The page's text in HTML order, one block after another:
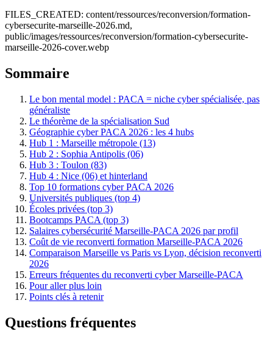
FILES_CREATED: content/ressources/reconversion/formation-
cybersecurite-marseille-2026.md,
public/images/ressources/reconversion/formation-cybersecurite-
marseille-2026-cover.webp
Sommaire
Le bon mental model : PACA = niche cyber spécialisée, pas
généraliste
Le théorème de la spécialisation Sud
Géographie cyber PACA 2026 : les 4 hubs
Hub 1 : Marseille métropole (13)
Hub 2 : Sophia Antipolis (06)
Hub 3 : Toulon (83)
Hub 4 : Nice (06) et hinterland
Top 10 formations cyber PACA 2026
Universités publiques (top 4)
Écoles privées (top 3)
Bootcamps PACA (top 3)
Salaires cybersécurité Marseille-PACA 2026 par profil
Coût de vie reconverti formation Marseille-PACA 2026
Comparaison Marseille vs Paris vs Lyon, décision reconverti
2026
Erreurs fréquentes du reconverti cyber Marseille-PACA
Pour aller plus loin
Points clés à retenir
Questions fréquentes